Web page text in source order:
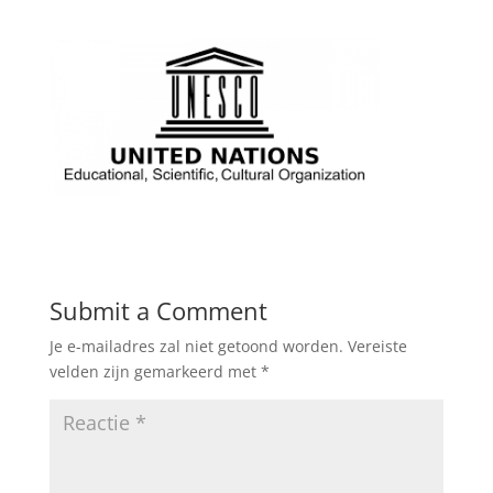
Submit a Comment
Je e-mailadres zal niet getoond worden. Vereiste
velden zijn gemarkeerd met *